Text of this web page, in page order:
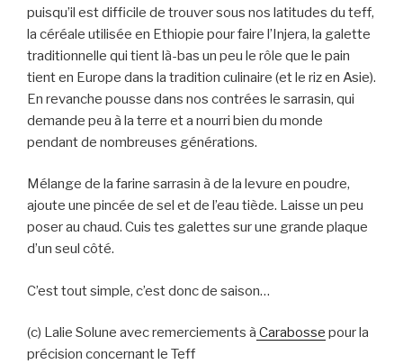
puisqu’il est difficile de trouver sous nos latitudes du teff,
la céréale utilisée en Ethiopie pour faire l’Injera, la galette
traditionnelle qui tient là-bas un peu le rôle que le pain
tient en Europe dans la tradition culinaire (et le riz en Asie).
En revanche pousse dans nos contrées le sarrasin, qui
demande peu à la terre et a nourri bien du monde
pendant de nombreuses générations.
Mélange de la farine sarrasin à de la levure en poudre,
ajoute une pincée de sel et de l’eau tiède. Laisse un peu
poser au chaud. Cuis tes galettes sur une grande plaque
d’un seul côté.
C’est tout simple, c’est donc de saison…
(c) Lalie Solune avec remerciements à Carabosse pour la
précision concernant le Teff